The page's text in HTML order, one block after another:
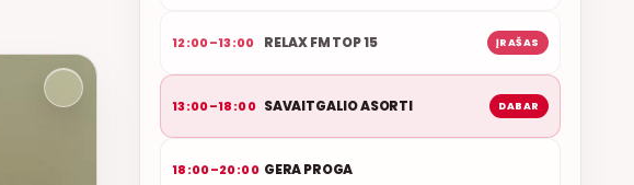
12:00–13:00 RELAX FM TOP 15 ĮRAŠAS
13:00–18:00 SAVAITGALIO ASORTI DABAR
18:00–20:00 GERA PROGA